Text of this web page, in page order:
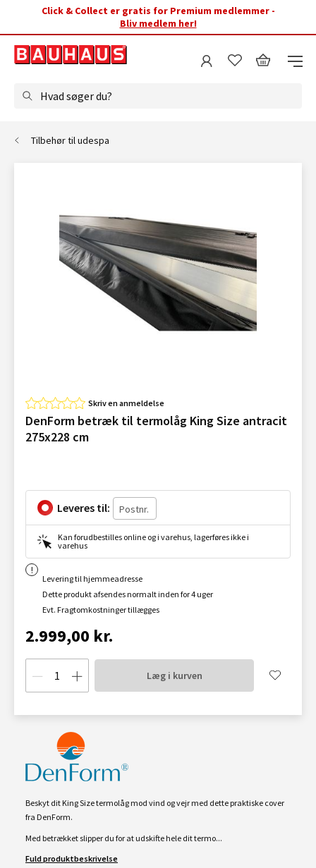
Click & Collect er gratis for Premium medlemmer -
Bliv medlem her!
Hvad søger du?
Tilbehør til udespa
Skriv en anmeldelse
DenForm betræk til termolåg King Size antracit
275x228 cm
Leveres til:
Kan forudbestilles online og i varehus, lagerføres ikke i
varehus
Levering til hjemmeadresse
Dette produkt afsendes normalt inden for 4 uger
Evt. Fragtomkostninger tillægges
2.999,00 kr.
Læg i kurven
Beskyt dit King Size termolåg mod vind og vejr med dette praktiske cover
fra DenForm.
Med betrækket slipper du for at udskifte hele dit termo...
Fuld produktbeskrivelse